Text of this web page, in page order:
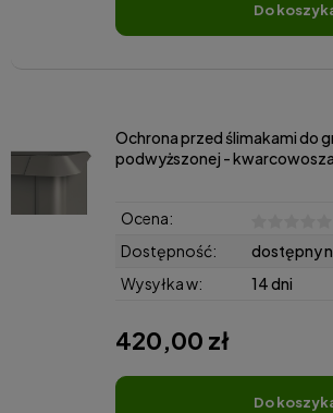
do
Ochrona przed ślimakami do
podwyższonej -
Ocena:
Dostępność:
dostępny
Wysyłka w:
14 dni
420,00 zł
do